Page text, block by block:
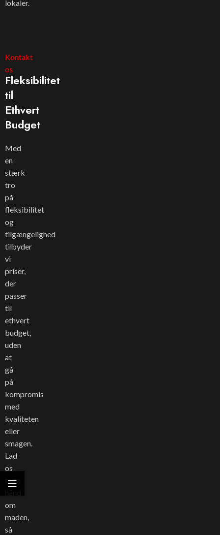
lokaler.
Fleksibilitet
til
Ethvert
Budget
Med
en
stærk
tro
på
fleksibilitet
og
tilgængelighed
tilbyder
vi
priser,
der
passer
til
ethvert
budget,
uden
at
gå
på
kompromis
med
kvaliteten
eller
smagen.
Lad
os
tage
om
maden,
så
Kontakt
os